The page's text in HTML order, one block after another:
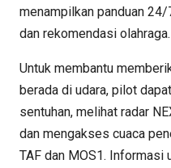
menampilkan panduan
dan rekomendasi olahraga.
Untuk membantu
berada di udara, pilot
sentuhan, melihat radar
dan mengakses cuaca
TAF dan MOS1. Informasi